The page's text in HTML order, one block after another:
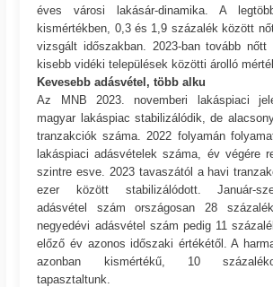
éves városi lakásár-dinamika. A
kismértékben, 0,3 és 1,9 százalék között
vizsgált időszakban. 2023-ban tovább
kisebb vidéki települések közötti árolló
Kevesebb adásvétel, több alku
Az MNB 2023. novemberi lakáspiaci
magyar lakáspiac stabilizálódik, de
tranzakciók száma. 2022 folyamán
lakáspiaci adásvételek száma, év végére
szintre esve. 2023 tavaszától a havi
ezer között stabilizálódott. Január-
adásvétel szám országosan 28
negyedévi adásvétel szám pedig 11
előző év azonos időszaki értékétől. A
azonban kismértékű, 10
tapasztaltunk.